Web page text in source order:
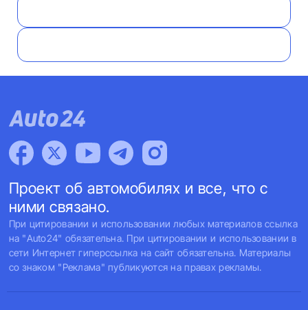
Проект об автомобилях и все, что с
ними связано.
При цитировании и использовании любых материалов ссылка
на "Auto24" обязательна. При цитировании и использовании в
сети Интернет гиперссылка на сайт обязательна. Материалы
со знаком "Реклама" публикуются на правах рекламы.